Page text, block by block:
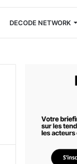
DECODE NETWORK